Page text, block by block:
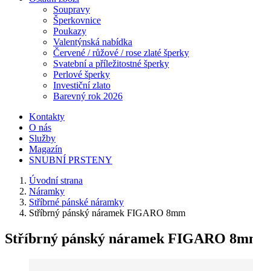
Soupravy
Šperkovnice
Poukazy
Valentýnská nabídka
Červené / růžové / rose zlaté šperky
Svatební a příležitostné šperky
Perlové šperky
Investiční zlato
Barevný rok 2026
Kontakty
O nás
Služby
Magazín
SNUBNÍ PRSTENY
Úvodní strana
Náramky
Stříbrné pánské náramky
Stříbrný pánský náramek FIGARO 8mm
Stříbrný pánský náramek FIGARO